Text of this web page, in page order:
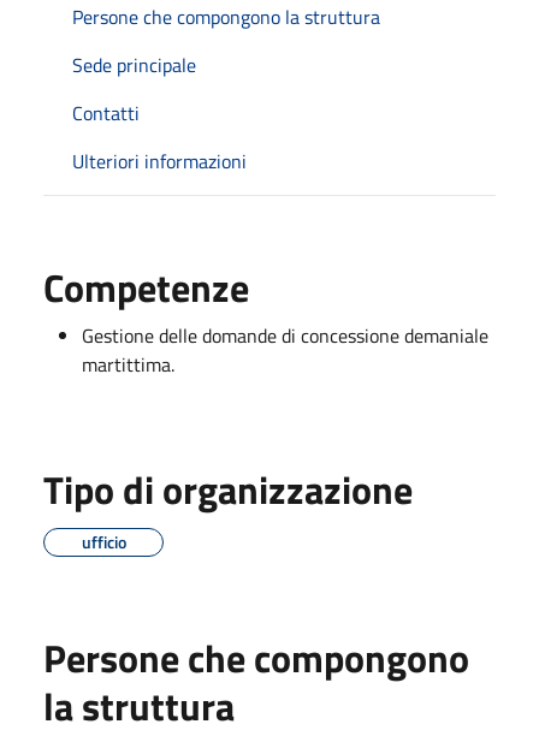
Persone che compongono la struttura
Sede principale
Contatti
Ulteriori informazioni
Competenze
Gestione delle domande di concessione demaniale
martittima.
Tipo di organizzazione
ufficio
Persone che compongono
la struttura